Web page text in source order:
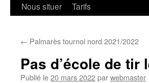
Nous situer
Tarifs
← Palmarès tournoi nord 2021/2022
Pas d’école de tir
Publié le20 mars 2022parwebmaster